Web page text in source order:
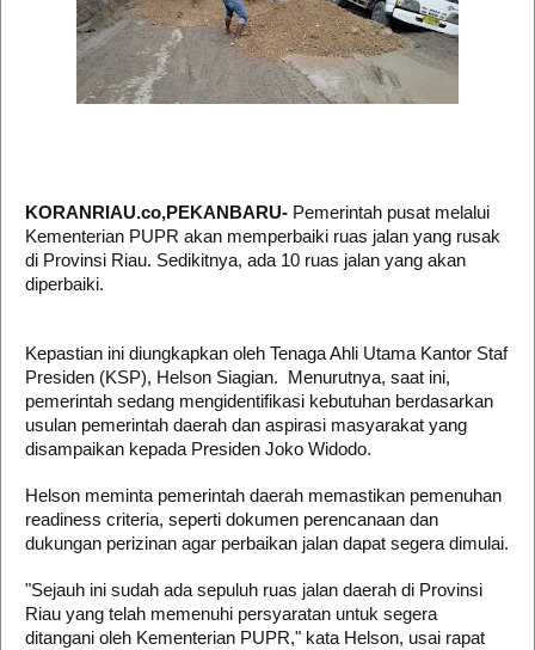
KORANRIAU.co,PEKANBARU- Pemerintah pusat melalui
Kementerian PUPR akan memperbaiki ruas jalan yang rusak
di Provinsi Riau. Sedikitnya, ada 10 ruas jalan yang akan
diperbaiki.
Kepastian ini diungkapkan oleh Tenaga Ahli Utama Kantor Staf
Presiden (KSP), Helson Siagian. Menurutnya, saat ini,
pemerintah sedang mengidentifikasi kebutuhan berdasarkan
usulan pemerintah daerah dan aspirasi masyarakat yang
disampaikan kepada Presiden Joko Widodo.
Helson meminta pemerintah daerah memastikan pemenuhan
readiness criteria, seperti dokumen perencanaan dan
dukungan perizinan agar perbaikan jalan dapat segera dimulai.
"Sejauh ini sudah ada sepuluh ruas jalan daerah di Provinsi
Riau yang telah memenuhi persyaratan untuk segera
ditangani oleh Kementerian PUPR," kata Helson, usai rapat